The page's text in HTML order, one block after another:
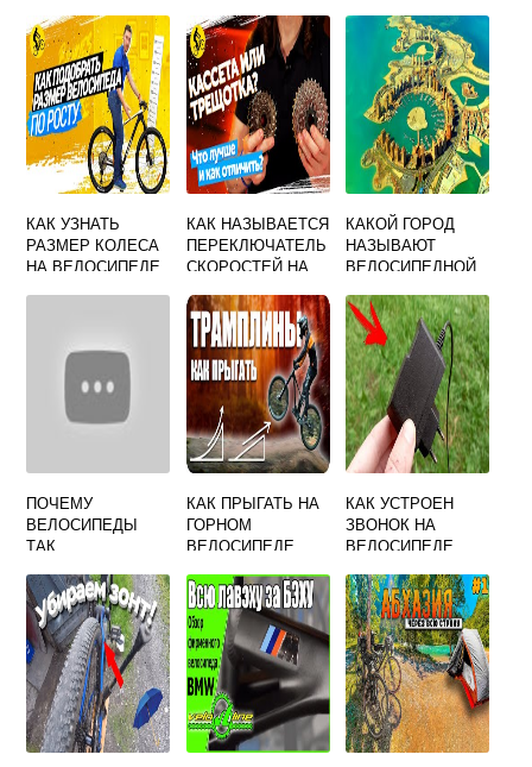
КАК УЗНАТЬ
РАЗМЕР КОЛЕСА
НА ВЕЛОСИПЕДЕ
КАК НАЗЫВАЕТСЯ
ПЕРЕКЛЮЧАТЕЛЬ
СКОРОСТЕЙ НА
КАКОЙ ГОРОД
НАЗЫВАЮТ
ВЕЛОСИПЕДНОЙ
ПОЧЕМУ
ВЕЛОСИПЕДЫ
ТАК
КАК ПРЫГАТЬ НА
ГОРНОМ
ВЕЛОСИПЕДЕ
КАК УСТРОЕН
ЗВОНОК НА
ВЕЛОСИПЕДЕ